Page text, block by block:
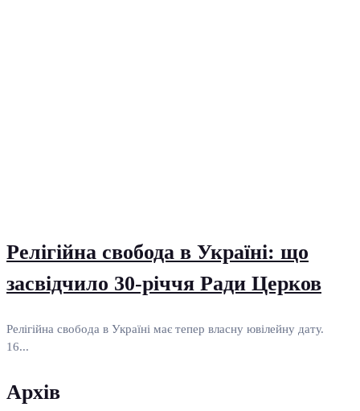
Релігійна свобода в Україні: що
засвідчило 30-річчя Ради Церков
Релігійна свобода в Україні має тепер власну ювілейну дату.
16...
Архів